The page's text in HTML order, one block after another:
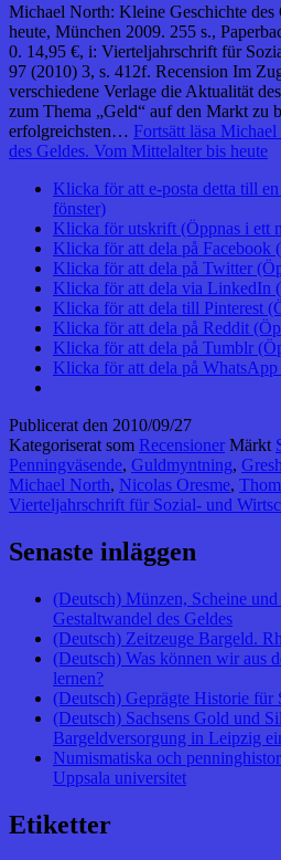
Michael North: Kleine Geschichte
heute, München 2009. 255 s.,
0. 14,95 €, i: Vierteljahrschrift für
97 (2010) 3, s. 412f. Recension Im
verschiedene Verlage die Aktualität
zum Thema „Geld“ auf den Markt zu
erfolgreichsten… Fortsätt läsa Michael
des Geldes. Vom Mittelalter bis heute
Klicka för att e-posta detta till
fönster)
Klicka för utskrift (Öppnas i ett
Klicka för att dela på Facebook
Klicka för att dela på Twitter
Klicka för att dela via LinkedIn
Klicka för att dela till Pinterest
Klicka för att dela på Reddit
Klicka för att dela på Tumblr
Klicka för att dela på
Publicerat den 2010/09/27
Kategoriserat som Recensioner Märkt
Penningväsende, Guldmyntning,
Michael North, Nicolas Oresme,
Vierteljahrschrift für Sozial- und
Senaste inläggen
(Deutsch) Münzen, Scheine
Gestaltwandel des Geldes
(Deutsch) Zeitzeuge Bargeld.
(Deutsch) Was können wir aus
lernen?
(Deutsch) Geprägte Historie für
(Deutsch) Sachsens Gold und
Bargeldversorgung in Leipzig
Numismatiska och
Uppsala universitet
Etiketter